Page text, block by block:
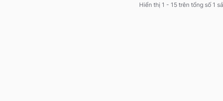
Hiển thị 1 - 15 trên tổng số 1